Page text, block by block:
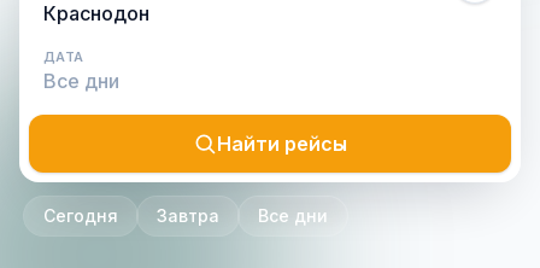
ДАТА
Найти рейсы
Сегодня Завтра Все дни